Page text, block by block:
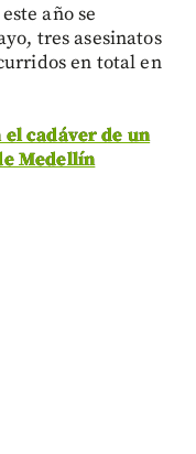
año se
tres asesinatos
en total en
cadáver de un
Medellín